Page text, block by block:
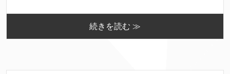
続きを読む ≫